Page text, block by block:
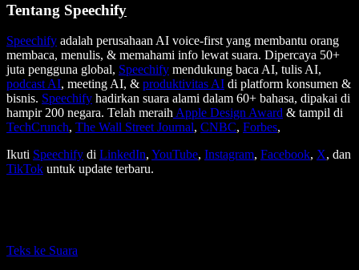
Tentang Speechify
Speechify adalah perusahaan AI voice-first yang membantu orang
membaca, menulis, & memahami info lewat suara. Dipercaya 50+
juta pengguna global, Speechify mendukung baca AI, tulis AI,
podcast AI, meeting AI, & produktivitas AI di platform konsumen &
bisnis. Speechify hadirkan suara alami dalam 60+ bahasa, dipakai di
hampir 200 negara. Telah meraih Apple Design Award & tampil di
TechCrunch, The Wall Street Journal, CNBC, Forbes,
Ikuti Speechify di LinkedIn, YouTube, Instagram, Facebook, X, dan
TikTok untuk update terbaru.
Teks ke Suara